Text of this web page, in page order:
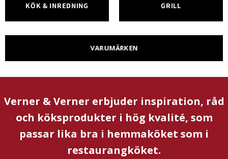
KÖK & INREDNING GRILL
VARUMÄRKEN
Verner & Verner erbjuder inspiration, råd
och köksprodukter i hög kvalité, som
passar lika bra i hemmaköket som i
restaurangköket.